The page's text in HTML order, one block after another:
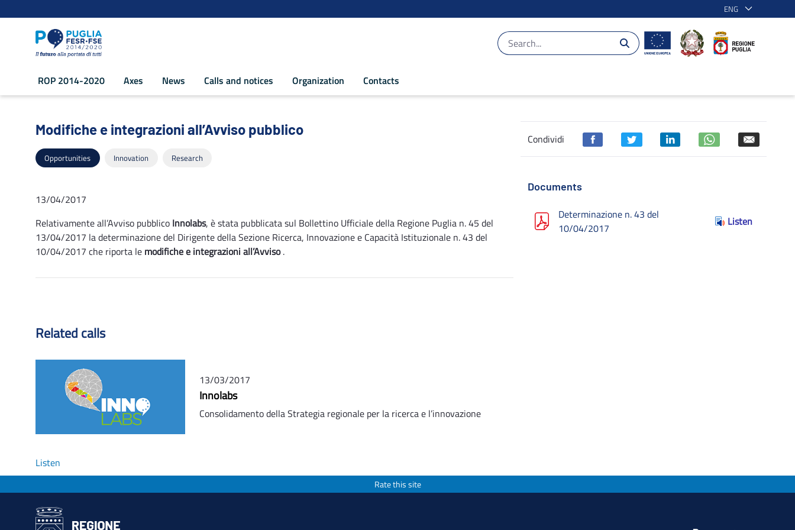
ENG
ROP 2014-2020 Axes News Calls and notices Organization Contacts
Modifiche e integrazioni all’Avviso pubblico - POR Puglia 2014-2020
Modifiche e integrazioni all’Avviso pubblico
Opportunities Innovation Research
13/04/2017
Relativamente all’Avviso pubblico Innolabs, è stata pubblicata sul Bollettino Ufficiale della Regione Puglia n. 45 del
13/04/2017 la determinazione del Dirigente della Sezione Ricerca, Innovazione e Capacità Istituzionale n. 43 del
10/04/2017 che riporta le modifiche e integrazioni all’Avviso.
Condividi
Documents
Determinazione n. 43 del
10/04/2017
Listen
Related calls
13/03/2017
Innolabs
Consolidamento della Strategia regionale per la ricerca e l’innovazione
Listen
Rate this site